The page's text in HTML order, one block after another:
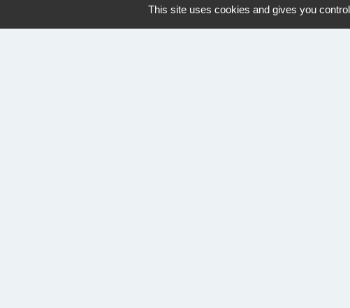
OUVERTURE PISCINE
Geaune
This site uses cookies and gives you